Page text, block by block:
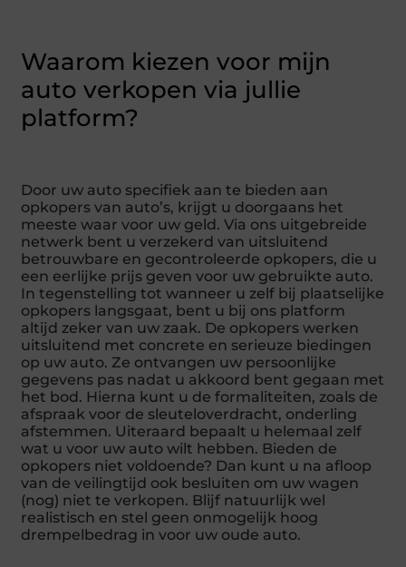
Waarom kiezen voor mijn
auto verkopen via jullie
platform?
Door uw auto specifiek aan te bieden aan
opkopers van auto’s, krijgt u doorgaans het
meeste waar voor uw geld. Via ons uitgebreide
netwerk bent u verzekerd van uitsluitend
betrouwbare en gecontroleerde opkopers, die u
een eerlijke prijs geven voor uw gebruikte auto.
In tegenstelling tot wanneer u zelf bij plaatselijke
opkopers langsgaat, bent u bij ons platform
altijd zeker van uw zaak. De opkopers werken
uitsluitend met concrete en serieuze biedingen
op uw auto. Ze ontvangen uw persoonlijke
gegevens pas nadat u akkoord bent gegaan met
het bod. Hierna kunt u de formaliteiten, zoals de
afspraak voor de sleuteloverdracht, onderling
afstemmen. Uiteraard bepaalt u helemaal zelf
wat u voor uw auto wilt hebben. Bieden de
opkopers niet voldoende? Dan kunt u na afloop
van de veilingtijd ook besluiten om uw wagen
(nog) niet te verkopen. Blijf natuurlijk wel
realistisch en stel geen onmogelijk hoog
drempelbedrag in voor uw oude auto.